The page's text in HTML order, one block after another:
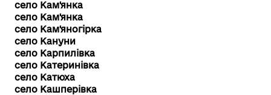
село Кам'янка
село Кам'янка
село Кам'яногірка
село Кануни
село Карпилівка
село Катеринівка
село Катюха
село Кашперівка